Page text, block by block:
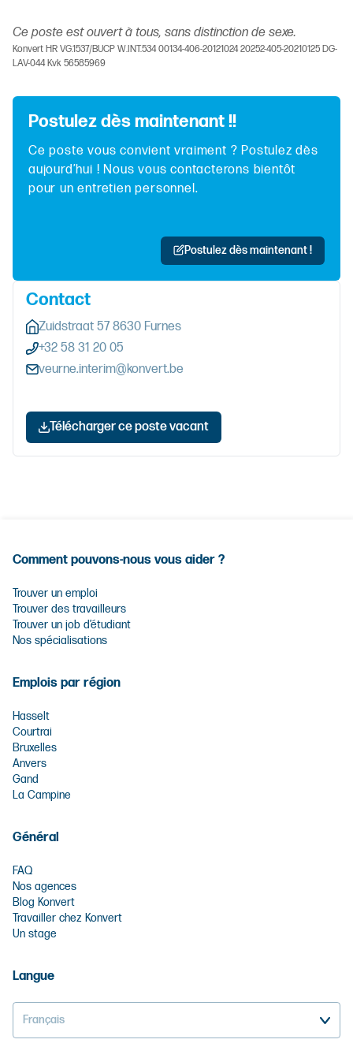
Ce poste est ouvert à tous, sans distinction de sexe.
Konvert HR VG.1537/BUCP W.INT.534 00134-406-20121024 20252-405-20210125 DG-
LAV-044 Kvk 56585969
Postulez dès maintenant !!
Ce poste vous convient vraiment ? Postulez dès
aujourd’hui ! Nous vous contacterons bientôt
pour un entretien personnel.
Postulez dès maintenant !
Contact
Zuidstraat 57 8630 Furnes
+32 58 31 20 05
veurne.interim@konvert.be
Télécharger ce poste vacant
Comment pouvons-nous vous aider ?
Trouver un emploi
Trouver des travailleurs
Trouver un job d’étudiant
Nos spécialisations
Emplois par région
Hasselt
Courtrai
Bruxelles
Anvers
Gand
La Campine
Général
FAQ
Nos agences
Blog Konvert
Travailler chez Konvert
Un stage
Langue
Français